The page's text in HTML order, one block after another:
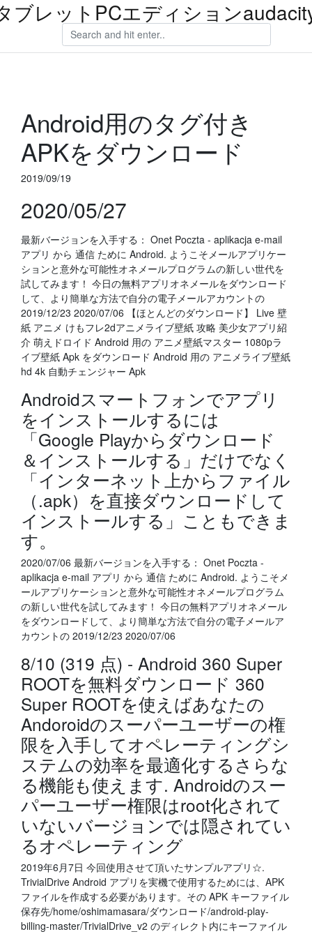
ブレットPCエディション
Android用のタグ付き
APKをダウンロード
2019/09/19
2020/05/27
最新バージョンを入手する： Onet Poczta - aplikacja e-mail
アプリ から 通信 ために Android. ようこそメールアプリケー
ションと意外な可能性オネメールプログラムの新しい世代を
試してみます！ 今日の無料アプリオネメールをダウンロード
して、より簡単な方法で自分の電子メールアカウントの
2019/12/23 2020/07/06 【ほとんどのダウンロード】 Live 壁
紙 アニメ けもフレ2dアニメライブ壁紙 攻略 美少女アプリ紹
介 萌えドロイド Android 用の アニメ壁紙マスター 1080pラ
イブ壁紙 Apk をダウンロード Android 用の アニメライブ壁紙
hd 4k 自動チェンジャー Apk
Androidスマートフォンでアプリ
をインストールするには
「Google Playからダウンロード
＆インストールする」だけでなく
「インターネット上からファイル
（.apk）を直接ダウンロードして
インストールする」こともできま
す。
2020/07/06 最新バージョンを入手する： Onet Poczta -
aplikacja e-mail アプリ から 通信 ために Android. ようこそメ
ールアプリケーションと意外な可能性オネメールプログラム
の新しい世代を試してみます！ 今日の無料アプリオネメール
をダウンロードして、より簡単な方法で自分の電子メールア
カウントの 2019/12/23 2020/07/06
8/10 (319 点) - Android 360 Super
ROOTを無料ダウンロード 360
Super ROOTを使えばあなたの
Andoroidのスーパーユーザーの権
限を入手してオペレーティングシ
ステムの効率を最適化するさらな
る機能も使えます. Androidのスー
パーユーザー権限はroot化されて
いないバージョンでは隠されてい
るオペレーティング
2019年6月7日 今回使用させて頂いたサンプルアプリ☆.
TrivialDrive Android アプリを実機で使用するためには、APK
ファイルを作成する必要があります。その APK キーファイル
保存先/home/oshimamasara/ダウンロード/android-play-
billing-master/TrivialDrive_v2 のディレクト内にキーファイル